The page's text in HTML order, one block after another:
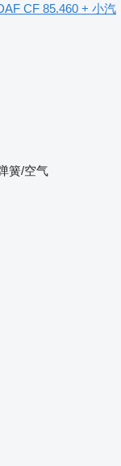
CF 85.460 + 小汽
簧/空气